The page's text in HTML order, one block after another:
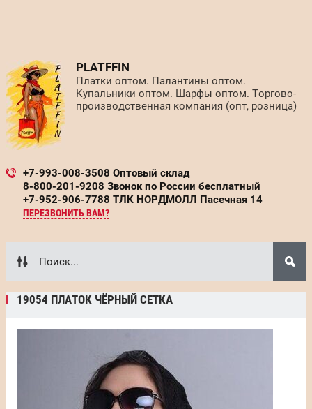
PLATFFIN
Платки оптом. Палантины оптом.
Купальники оптом. Шарфы оптом. Торгово-
производственная компания (опт, розница)
+7-993-008-3508 Оптовый склад
8-800-201-9208 Звонок по России бесплатный
+7-952-906-7788 ТЛК НОРДМОЛЛ Пасечная 14
ПЕРЕЗВОНИТЬ ВАМ?
19054 ПЛАТОК ЧЁРНЫЙ СЕТКА